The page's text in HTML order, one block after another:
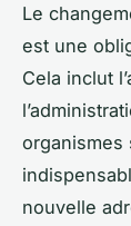
Le
est une
Cela inclut
organismes
nouvelle